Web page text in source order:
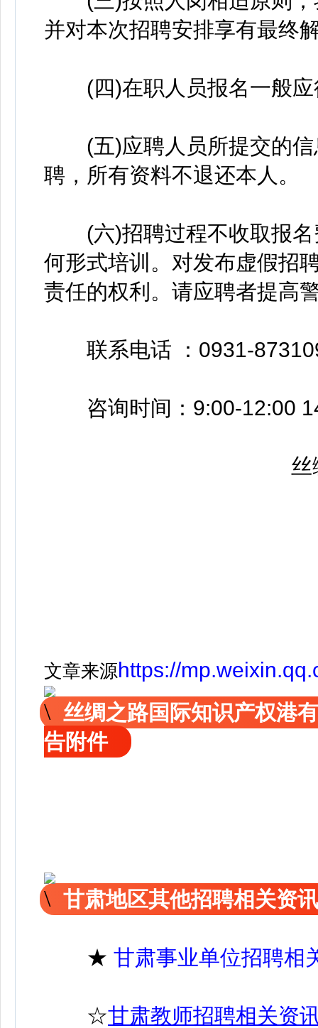
并对本次招聘安排享有最终
(四)在职人员报名一般应
(五)应聘人员所提交的信
聘，所有资料不退还本人。
(六)招聘过程不收取报名
何形式培训。对发布虚假招
责任的权利。请应聘者提高
联系电话 ：0931-
咨询时间：9:00-12:00
丝绸
文章来源https://
丝绸之路国际知识产权港
告附件
甘肃地区其他招聘相关资
★ 甘肃事业单位招聘相
☆甘肃教师招聘相关资